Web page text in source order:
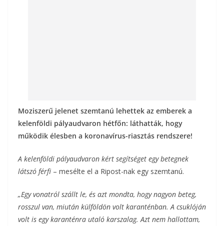
Moziszerű jelenet szemtanú lehettek az emberek a
kelenföldi pályaudvaron hétfőn: láthatták, hogy
működik élesben a koronavírus-riasztás rendszere!
A kelenföldi pályaudvaron kért segítséget egy betegnek
látszó férfi – mesélte el a Ripost-nak egy szemtanú.
„Egy vonatról szállt le, és azt mondta, hogy nagyon beteg,
rosszul van, miután külföldön volt karanténban.A csuklóján
volt is egy karanténra utaló karszalag. Azt nem hallottam,